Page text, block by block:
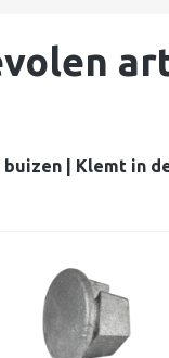
| Klemt in de